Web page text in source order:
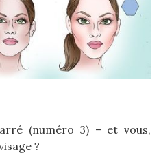
(numéro 3) – et vous,
?